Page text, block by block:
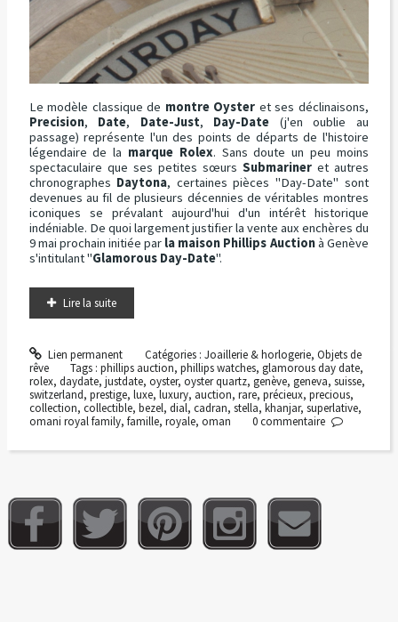
Le modèle classique de montre Oyster et ses déclinaisons,
Precision, Date, Date-Just, Day-Date (j'en oublie au
passage) représente l'un des points de départs de l'histoire
légendaire de la marque Rolex. Sans doute un peu moins
spectaculaire que ses petites sœurs Submarineret autres
chronographes Daytona, certaines pièces "Day-Date" sont
devenues au fil de plusieurs décennies de véritables montres
iconiques se prévalant aujourd'hui d'un intérêt historique
indéniable. De quoi largement justifier la vente aux enchères du
9 mai prochain initiée par la maison Phillips Auctionà Genève
s'intitulant "Glamorous Day-Date".
Lire la suite
Lien permanent Catégories : Joaillerie & horlogerie, Objets de
rêve
Tags :phillips auction,phillips watches,glamorous day date,
rolex, daydate, justdate, oyster, oyster quartz, genève, geneva, suisse,
switzerland, prestige, luxe, luxury, auction, rare, précieux, precious,
collection, collectible, bezel, dial, cadran, stella, khanjar, superlative,
omani royal family, famille, royale, oman 0commentaire